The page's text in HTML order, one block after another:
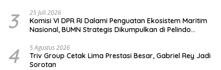
3 25 Juli 2026
Komisi VI DPR RI Dalami Penguatan Ekosistem Maritim
Nasional, BUMN Strategis Dikumpulkan di Pelindo
4 5 Agustus 2026
Triv Group Cetak Lima Prestasi Besar, Gabriel Rey Jadi
Sorotan